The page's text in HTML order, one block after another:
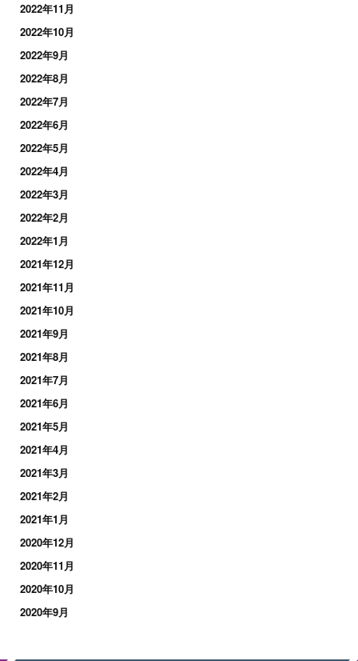
2022年11月
2022年10月
2022年9月
2022年8月
2022年7月
2022年6月
2022年5月
2022年4月
2022年3月
2022年2月
2022年1月
2021年12月
2021年11月
2021年10月
2021年9月
2021年8月
2021年7月
2021年6月
2021年5月
2021年4月
2021年3月
2021年2月
2021年1月
2020年12月
2020年11月
2020年10月
2020年9月